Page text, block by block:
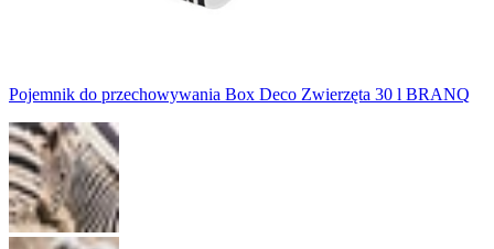
Pojemnik do przechowywania Box Deco Zwierzęta 30 l BRANQ